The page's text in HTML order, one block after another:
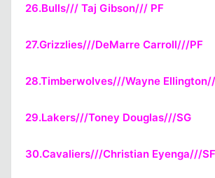
26.Bulls/// Taj Gibson/// PF
27.Grizzlies///DeMarre Carroll///PF
28.Timberwolves///Wayne
29.Lakers///Toney Douglas///SG
30.Cavaliers///Christian Eyenga///